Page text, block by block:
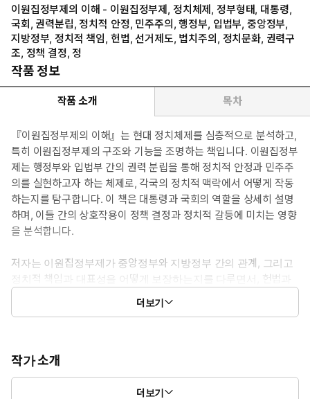
이원집정부제의 이해 - 이원집정부제, 정치체제, 정부형태, 대통령,
국회, 권력분립, 정치적 안정, 민주주의, 행정부, 입법부, 중앙정부,
지방정부, 정치적 책임, 헌법, 선거제도, 법치주의, 정치문화, 권력구
조, 정책 결정, 정
작품 정보
작품 소개 목차
『이원집정부제의 이해』는 현대 정치체제를 심층적으로 분석하고,
특히 이원집정부제의 구조와 기능을 조명하는 책입니다. 이원집정부
제는 행정부와 입법부 간의 권력 분립을 통해 정치적 안정과 민주주
의를 실현하고자 하는 체제로, 각국의 정치적 맥락에서 어떻게 작동
하는지를 탐구합니다. 이 책은 대통령과 국회의 역할을 상세히 설명
하며, 이들 간의 상호작용이 정책 결정과 정치적 갈등에 미치는 영향
을 분석합니다.
저자는 이원집정부제가 중앙정부와 지방정부 간의 관계, 그리고
정치적 책임과 대표성을 어떻게 보장하는지를 다루면서, 헌법과
선거제도의 중요성을 강조합니다. 또한, 법치주의와 정치문화가
이원집정부제의 운영에 미치는 영향을 살펴보며, 시민사회의 역
이 책은 정치학, 사회학, 법학 등 다양한 분야의 독자들에게 이원집
정부제의 복잡한 권력구조와 그 실천적 함의를 이해하는 데 도움을
줄 것입니다. 특히, 현대 사회에서 민주주의의 발전과 정치적 안정의
더보기
작가 소개
"세상을 아름다운 지식으로 물들이자" 위 모토를 바탕으로 다양한
더보기